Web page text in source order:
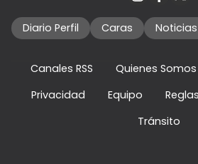
Diario Perfil Caras Noticias
Canales RSS Quienes Somos
Privacidad
Equipo
Tránsito